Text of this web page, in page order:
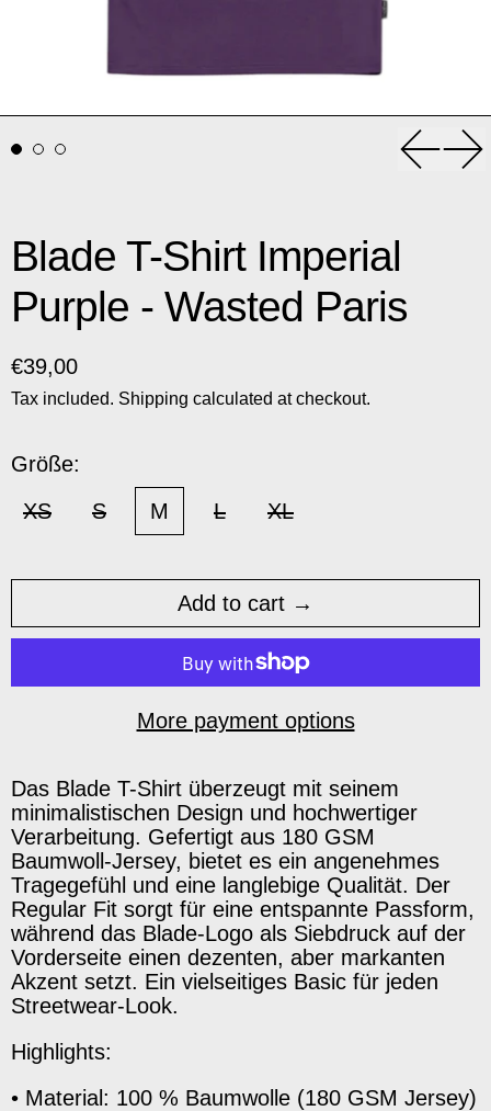
Blade T-Shirt Imperial
Purple - Wasted Paris
Regular price
€39,00
Tax included. Shipping calculated at checkout.
Größe:
XS
S M L XL
Add to cart
More payment options
Das Blade T-Shirt überzeugt mit seinem
minimalistischen Design und hochwertiger
Verarbeitung. Gefertigt aus 180 GSM
Baumwoll-Jersey, bietet es ein angenehmes
Tragegefühl und eine langlebige Qualität. Der
Regular Fit sorgt für eine entspannte Passform,
während das Blade-Logo als Siebdruck auf der
Vorderseite einen dezenten, aber markanten
Akzent setzt. Ein vielseitiges Basic für jeden
Streetwear-Look.
Highlights:
• Material: 100 % Baumwolle (180 GSM Jersey)